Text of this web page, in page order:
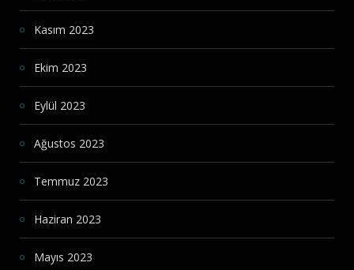
Kasım 2023
Ekim 2023
Eylül 2023
Ağustos 2023
Temmuz 2023
Haziran 2023
Mayıs 2023